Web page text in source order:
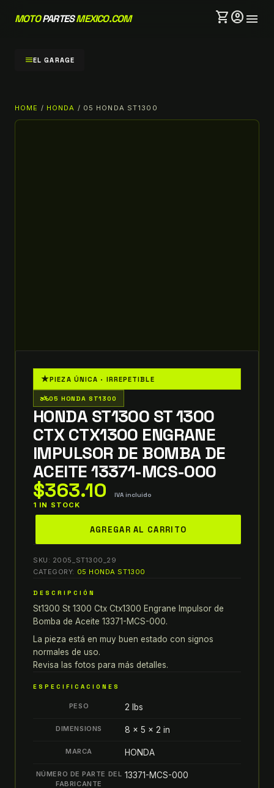
MOTOPARTESMEXICO.COM shopping_cartaccount_circlemenu
menuEL GARAGE
HOME / HONDA / 05 HONDA ST1300
★PIEZA ÚNICA · IRREPETIBLE
two_wheeler05 HONDA ST1300
HONDA ST1300 ST 1300
CTX CTX1300 ENGRANE
IMPULSOR DE BOMBA DE
ACEITE 13371-MCS-000
$363.10 IVA incluido
1 IN STOCK
1300
CTX1300
ENGRANE
IMPULSOR
DE
BOMBA
DE
ACEITE
AGREGAR AL CARRITO
SKU: 2005_ST1300_29
CATEGORY: 05 HONDA ST1300
DESCRIPCIÓN
St1300 St 1300 Ctx Ctx1300 Engrane Impulsor de
Bomba de Aceite 13371-MCS-000.
La pieza está en muy buen estado con signos
normales de uso.
Revisa las fotos para más detalles.
ESPECIFICACIONES
PESO 2 lbs
DIMENSIONS 8 × 5 × 2 in
MARCA HONDA
NÚMERO DE PARTE DEL
FABRICANTE
13371-MCS-000